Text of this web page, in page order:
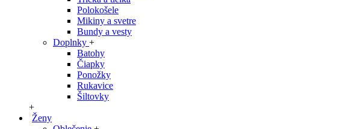
Polokošele
Mikiny a svetre
Bundy a vesty
Doplnky +
Batohy
Čiapky
Ponožky
Rukavice
Šiltovky
+
Ženy